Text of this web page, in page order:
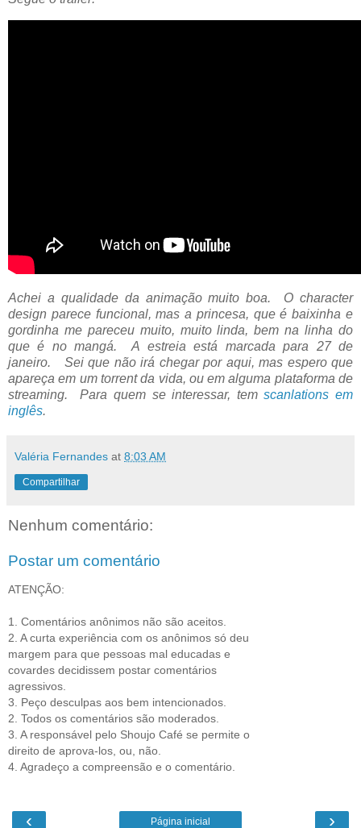
Achei a qualidade da animação muito boa. O character
design parece funcional, mas a princesa, que é baixinha e
gordinha me pareceu muito, muito linda, bem na linha do
que é no mangá. A estreia está marcada para 27 de
janeiro. Sei que não irá chegar por aqui, mas espero que
apareça em um torrent da vida, ou em alguma plataforma de
streaming. Para quem se interessar, temscanlations em
inglês.
Valéria Fernandes at 8:03 AM
Compartilhar
Nenhum comentário:
Postar um comentário
ATENÇÃO:
1. Comentários anônimos não são aceitos.
2. A curta experiência com os anônimos só deu
margem para que pessoas mal educadas e
covardes decidissem postar comentários
agressivos.
3. Peço desculpas aos bem intencionados.
2. Todos os comentários são moderados.
3. A responsável pelo Shoujo Café se permite o
direito de aprova-los, ou, não.
4. Agradeço a compreensão e o comentário.
‹ ›
Página inicial